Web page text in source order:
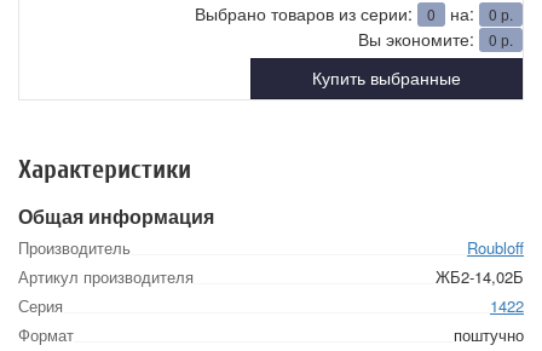
Выбрано товаров из серии: 0 на: 0 р.
Вы экономите: 0 р.
Купить выбранные
Характеристики
Общая информация
Производитель
Roubloff
Артикул производителя
ЖБ2-14,02Б
Серия
1422
Формат
поштучно